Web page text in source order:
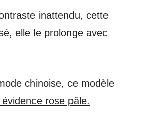
inattendu, cette
elle le prolonge avec
chinoise, ce modèle
évidence rose pâle.